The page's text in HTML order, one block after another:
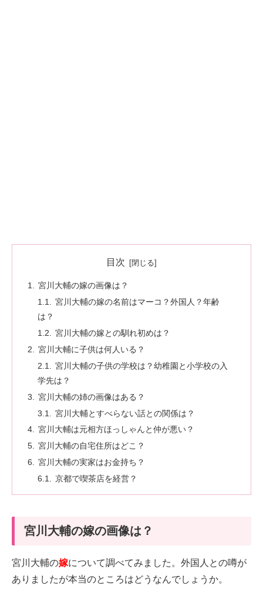
目次
宮川大輔の嫁の画像は？
宮川大輔の嫁の名前はマーコ？外国人？年齢
は？
宮川大輔の嫁との馴れ初めは？
宮川大輔に子供は何人いる？
宮川大輔の子供の学校は？幼稚園と小学校の入
学先は？
宮川大輔の姉の画像はある？
宮川大輔とすべらない話との関係は？
宮川大輔は元相方ほっしゃんと仲が悪い？
宮川大輔の自宅住所はどこ？
宮川大輔の実家はお金持ち？
京都で喫茶店を経営？
宮川大輔の嫁の画像は？
宮川大輔の嫁について調べてみました。外国人との噂が
ありましたが本当のところはどうなんでしょうか。